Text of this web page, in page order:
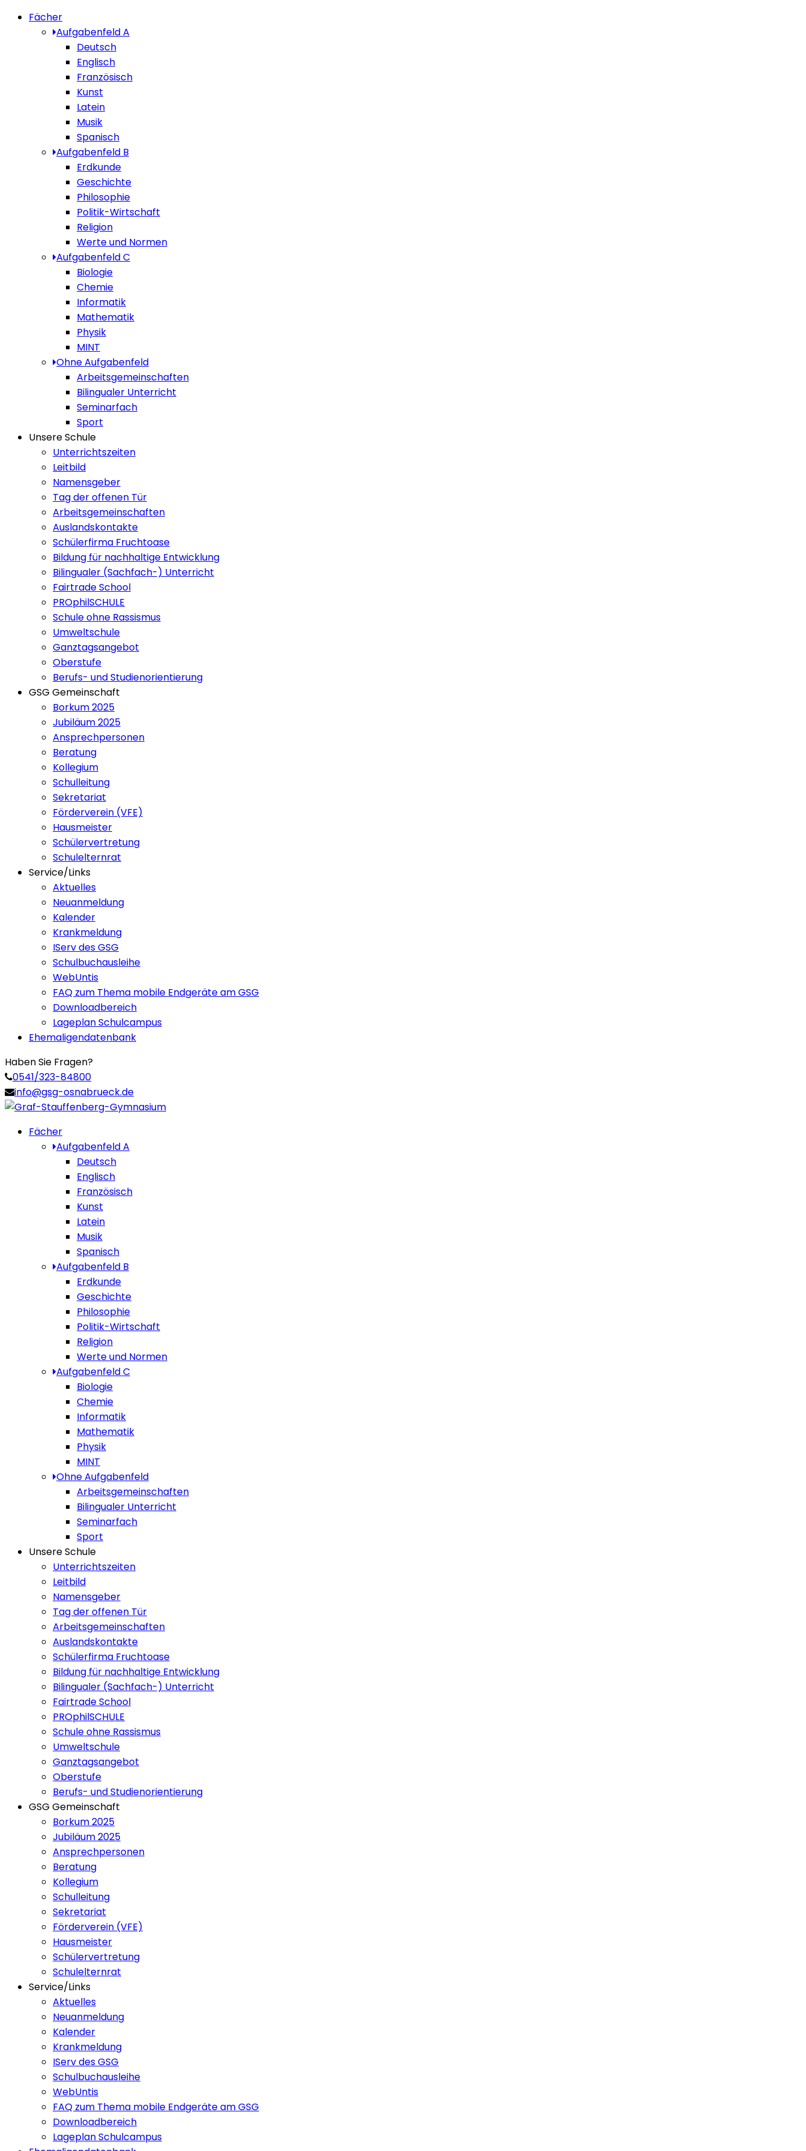
Fächer
Aufgabenfeld A
Deutsch
Englisch
Französisch
Kunst
Latein
Musik
Spanisch
Aufgabenfeld B
Erdkunde
Geschichte
Philosophie
Politik-Wirtschaft
Religion
Werte und Normen
Aufgabenfeld C
Biologie
Chemie
Informatik
Mathematik
Physik
MINT
Ohne Aufgabenfeld
Arbeitsgemeinschaften
Bilingualer Unterricht
Seminarfach
Sport
Unsere Schule
Unterrichtszeiten
Leitbild
Namensgeber
Tag der offenen Tür
Arbeitsgemeinschaften
Auslandskontakte
Schülerfirma Fruchtoase
Bildung für nachhaltige Entwicklung
Bilingualer (Sachfach-) Unterricht
Fairtrade School
PROphilSCHULE
Schule ohne Rassismus
Umweltschule
Ganztagsangebot
Oberstufe
Berufs- und Studienorientierung
GSG Gemeinschaft
Borkum 2025
Jubiläum 2025
Ansprechpersonen
Beratung
Kollegium
Schulleitung
Sekretariat
Förderverein (VFE)
Hausmeister
Schülervertretung
Schulelternrat
Service/Links
Aktuelles
Neuanmeldung
Kalender
Krankmeldung
IServ des GSG
Schulbuchausleihe
WebUntis
FAQ zum Thema mobile Endgeräte am GSG
Downloadbereich
Lageplan Schulcampus
Ehemaligendatenbank
Haben Sie Fragen?
0541/323-84800
info@gsg-osnabrueck.de
Fächer
Aufgabenfeld A
Deutsch
Englisch
Französisch
Kunst
Latein
Musik
Spanisch
Aufgabenfeld B
Erdkunde
Geschichte
Philosophie
Politik-Wirtschaft
Religion
Werte und Normen
Aufgabenfeld C
Biologie
Chemie
Informatik
Mathematik
Physik
MINT
Ohne Aufgabenfeld
Arbeitsgemeinschaften
Bilingualer Unterricht
Seminarfach
Sport
Unsere Schule
Unterrichtszeiten
Leitbild
Namensgeber
Tag der offenen Tür
Arbeitsgemeinschaften
Auslandskontakte
Schülerfirma Fruchtoase
Bildung für nachhaltige Entwicklung
Bilingualer (Sachfach-) Unterricht
Fairtrade School
PROphilSCHULE
Schule ohne Rassismus
Umweltschule
Ganztagsangebot
Oberstufe
Berufs- und Studienorientierung
GSG Gemeinschaft
Borkum 2025
Jubiläum 2025
Ansprechpersonen
Beratung
Kollegium
Schulleitung
Sekretariat
Förderverein (VFE)
Hausmeister
Schülervertretung
Schulelternrat
Service/Links
Aktuelles
Neuanmeldung
Kalender
Krankmeldung
IServ des GSG
Schulbuchausleihe
WebUntis
FAQ zum Thema mobile Endgeräte am GSG
Downloadbereich
Lageplan Schulcampus